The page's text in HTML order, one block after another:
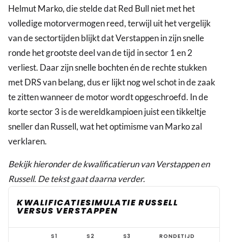
Helmut Marko, die stelde dat Red Bull niet met het
volledige motorvermogen reed, terwijl uit het vergelijk
van de sectortijden blijkt dat Verstappen in zijn snelle
ronde het grootste deel van de tijd in sector 1 en 2
verliest. Daar zijn snelle bochten én de rechte stukken
met DRS van belang, dus er lijkt nog wel schot in de zaak
te zitten wanneer de motor wordt opgeschroefd. In de
korte sector 3 is de wereldkampioen juist een tikkeltje
sneller dan Russell, wat het optimisme van Marko zal
verklaren.
Bekijk hieronder de kwalificatierun van Verstappen en
Russell. De tekst gaat daarna verder.
KWALIFICATIESIMULATIE RUSSELL
VERSUS VERSTAPPEN
S1 S2 S3 RONDETIJD